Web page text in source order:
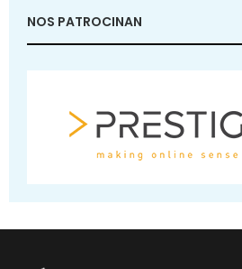
NOS PATROCINAN